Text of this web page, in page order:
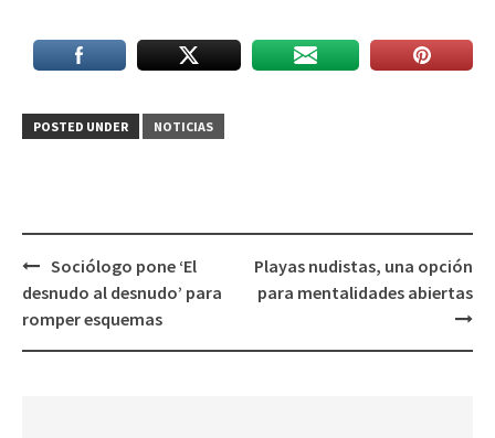
POSTED UNDER NOTICIAS
Post
navigation
Sociólogo pone ‘El
desnudo al desnudo’ para
romper esquemas
Playas nudistas, una opción
para mentalidades abiertas